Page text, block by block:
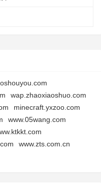
wap.zhaoxiaoshuo.com
minecraft.yxzoo.com
www.05wang.com
www.zts.com.cn